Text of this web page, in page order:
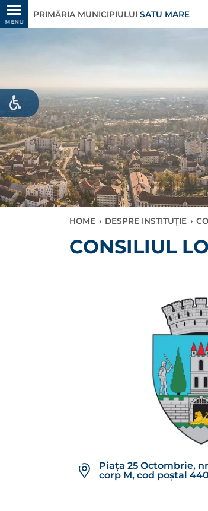
MENU
PRIMĂRIA MUNICIPIULUI SATU MARE
HOME › DESPRE INSTITUȚIE ›
CONSILIUL
Piața 25 Octombrie,
corp M, cod poștal